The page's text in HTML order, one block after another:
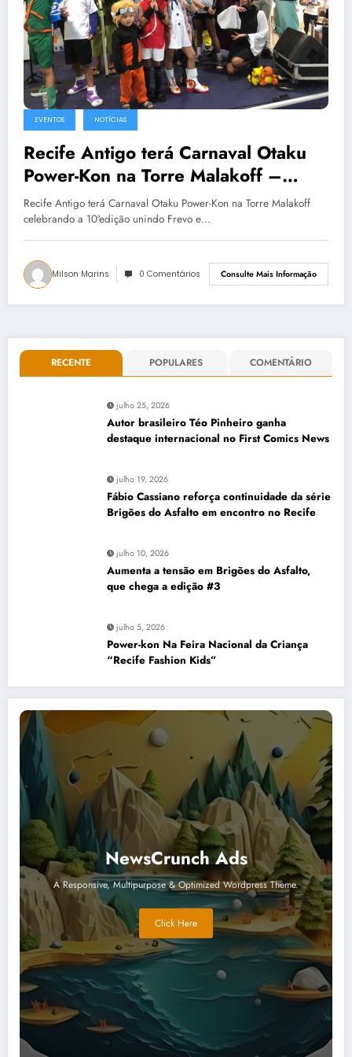
EVENTOS NOTÍCIAS
Recife Antigo terá Carnaval Otaku
Power-Kon na Torre Malakoff –
Recife – PE
Recife Antigo terá Carnaval Otaku Power-Kon na Torre Malakoff
celebrando a 10ªedição unindo Frevo e…
Milson Marins 0 Comentários Consulte Mais Informação
RECENTE POPULARES COMENTÁRIO
julho 25, 2026
Autor brasileiro Téo Pinheiro ganha
destaque internacional no First Comics News
julho 19, 2026
Fábio Cassiano reforça continuidade da série
Brigões do Asfalto em encontro no Recife
julho 10, 2026
Aumenta a tensão em Brigões do Asfalto,
que chega a edição #3
julho 5, 2026
Power-kon Na Feira Nacional da Criança
“Recife Fashion Kids”
NewsCrunch Ads
A Responsive, Multipurpose & Optimized Wordpress Theme.
Click Here